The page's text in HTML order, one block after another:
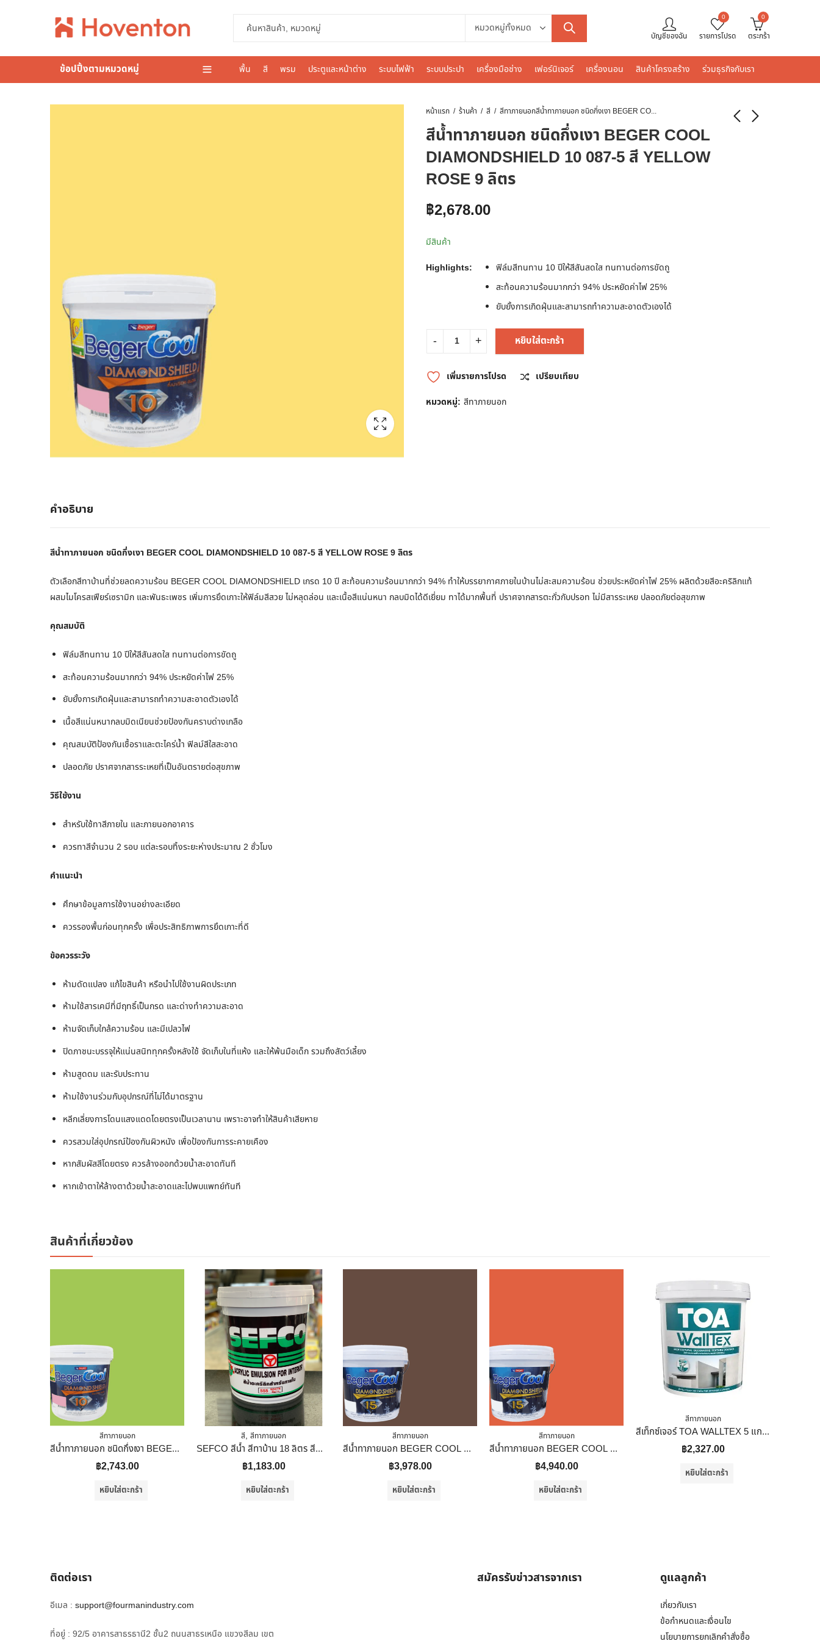
บัญชีของฉัน
0
รายการโปรด
0
ตระกร้า
ข้อปปิ้งตามหมวดหมู่ พื้น สี พรม ประตูและหน้าต่าง ระบบไฟฟ้า ระบบประปา เครื่องมือช่าง เฟอร์นิเจอร์ เครื่องนอน สินค้าโครงสร้าง ร่วมธุรกิจกับเรา
หน้าแรก ร้านค้า สี สีทาภายนอก สีน้ำทาภายนอก ชนิดกึ่งเงา BEGER COOL DIAMONDSHIELD 10 087-5 สี YELLOW ROSE 9 ลิตร
สีน้ำทาภายนอก ชนิดกึ่งเงา BEGER COOL
DIAMONDSHIELD 10 087-5 สี YELLOW
ROSE 9 ลิตร
฿2,678.00
มีสินค้า
Highlights:
ฟิล์มสีทนทาน 10 ปีให้สีสันสดใส ทนทานต่อการขัดถู
สะท้อนความร้อนมากกว่า 94% ประหยัดค่าไฟ 25%
ยับยั้งการเกิดฝุ่นและสามารถทำความสะอาดตัวเองได้
หยิบใส่ตะกร้า
เพิ่มรายการโปรด
เปรียบเทียบ
หมวดหมู่: สีทาภายนอก
คำอธิบาย
สีน้ำทาภายนอก ชนิดกึ่งเงา BEGER COOL DIAMONDSHIELD 10 087-5 สี YELLOW ROSE 9 ลิตร
ตัวเลือกสีทาบ้านที่ช่วยลดความร้อน BEGER COOL DIAMONDSHIELD เกรด 10 ปี สะท้อนความร้อนมากกว่า 94% ทำให้บรรยากาศภายในบ้านไม่สะสมความร้อน ช่วยประหยัดค่าไฟ 25% ผลิตด้วยสีอะคริลิกแท้
ผสมไมโครสเฟียร์เซรามิก และพันธะเพชร เพิ่มการยึดเกาะให้ฟิล์มสีสวย ไม่หลุดล่อน และเนื้อสีแน่นหนา กลบมิดได้ดีเยี่ยม ทาได้มากพื้นที่ ปราศจากสารตะกั่วกับปรอท ไม่มีสารระเหย ปลอดภัยต่อสุขภาพ
คุณสมบัติ
ฟิล์มสีทนทาน 10 ปีให้สีสันสดใส ทนทานต่อการขัดถู
สะท้อนความร้อนมากกว่า 94% ประหยัดค่าไฟ 25%
ยับยั้งการเกิดฝุ่นและสามารถทำความสะอาดตัวเองได้
เนื้อสีแน่นหนากลบมิดเนียนช่วยปัองกันคราบด่างเกลือ
คุณสมบัติป้องกันเชื้อราและตะไคร่น้ำ ฟิลม์สีใสสะอาด
ปลอดภัย ปราศจากสารระเหยที่เป็นอันตรายต่อสุขภาพ
วิธีใช้งาน
สำหรับใช้ทาสีภายใน และภายนอกอาคาร
ควรทาสีจำนวน 2 รอบ แต่ละรอบทิ้งระยะห่างประมาณ 2 ชั่วโมง
คำแนะนำ
ศึกษาข้อมูลการใช้งานอย่างละเอียด
ควรรองพื้นก่อนทุกครั้ง เพื่อประสิทธิภาพการยึดเกาะที่ดี
ข้อควรระวัง
ห้ามดัดแปลง แก้ไขสินค้า หรือนำไปใช้งานผิดประเภท
ห้ามใช้สารเคมีที่มีฤทธิ์เป็นกรด และด่างทำความสะอาด
ห้ามจัดเก็บใกล้ความร้อน และมีเปลวไฟ
ปิดภาชนะบรรจุให้แน่นสนิททุกครั้งหลังใช้ จัดเก็บในที่แห้ง และให้พ้นมือเด็ก รวมถึงสัตว์เลี้ยง
ห้ามสูดดม และรับประทาน
ห้ามใช้งานร่วมกับอุปกรณ์ที่ไม่ได้มาตรฐาน
หลีกเลี่ยงการโดนแสงแดดโดยตรงเป็นเวลานาน เพราะอาจทำให้สินค้าเสียหาย
ควรสวมใส่อุปกรณ์ป้องกันผิวหนัง เพื่อป้องกันการระคายเคือง
หากสัมผัสสีโดยตรง ควรล้างออกด้วยน้ำสะอาดทันที
หากเข้าตาให้ล้างตาด้วยน้ำสะอาดและไปพบแพทย์ทันที
สินค้าที่เกี่ยวข้อง
สีทาภายนอก
สีน้ำทาภายนอก ชนิดกึ่งเงา BEGERCOOL DIAMONDSHIELD 10 069-5 สี SWEET SUMMER 9 ลิตร
฿2,743.00
หยิบใส่ตะกร้า
สี, สีทาภายนอก
SEFCO สีน้ำ สีทาบ้าน 18 ลิตร สีน้ำอะคริลิคแท้ 100% แม่สีเทา เบอร์ 555 ใช้สำหรับทาภายใน
฿1,183.00
หยิบใส่ตะกร้า
สีทาภายนอก
สีน้ำทาภายนอก BEGER COOL DIAMONDSHIELD 15 สี LOG CABIN #184-6 กึ่งเงา 9 ลิตร
฿3,978.00
หยิบใส่ตะกร้า
สีทาภายนอก
สีน้ำทาภายนอก BEGER COOL DIAMONDSHIELD 15 สี EMBER’S GLOW #107-6 กึ่งเงา 9 ลิตร
฿4,940.00
หยิบใส่ตะกร้า
สีทาภายนอก
สีเท็กซ์เจอร์ TOA WALLTEX 5 แกลลอน
฿2,327.00
หยิบใส่ตะกร้า
ติดต่อเรา
อีเมล : support@fourmanindustry.com
ที่อยู่ : 92/5 อาคารสาธรธานี2 ชั้น2 ถนนสาธรเหนือ แขวงสีลม เขต
สมัครรับข่าวสารจากเรา ดูแลลูกค้า
เกี่ยวกับเรา
ข้อกำหนดและเงื่อนไข
นโยบายการยกเลิกคำสั่งซื้อ